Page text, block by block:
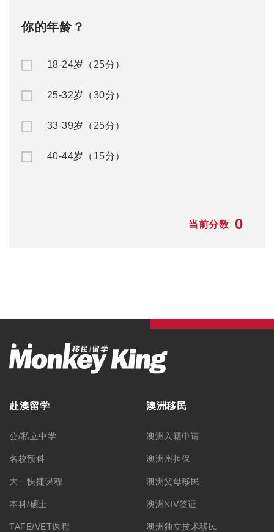
你的年龄？
18-24岁（25分）
25-32岁（30分）
33-39岁（25分）
40-44岁（15分）
当前分数 0
赴澳留学
公/私立中学
名校预科
大一快捷课程
本科/硕士
TAFE/VET课程
澳洲移民
澳洲入籍申请
澳洲州担保
澳洲父母移民
澳洲NIV签证
澳洲独立技术移民